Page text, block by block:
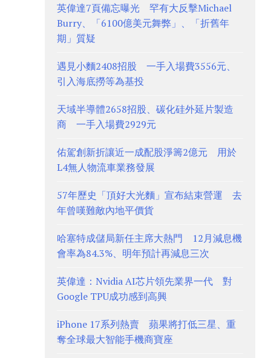
英偉達7頁備忘曝光 罕有大反擊Michael
Burry、「6100億美元舞弊」、「折舊年
期」質疑
遇見小麵2408招股 一手入場費3556元、
引入海底撈等為基投
天域半導體2658招股、碳化硅外延片製造
商 一手入場費2929元
佑駕創新折讓近一成配股淨籌2億元 用於
L4無人物流車業務發展
57年歷史「頂好大光麵」宣布結束營運 去
年曾嘆難敵內地平價貨
哈塞特成儲局新任主席大熱門 12月減息機
會率為84.3%、明年預計再減息三次
英偉達：Nvidia AI芯片領先業界一代 對
Google TPU成功感到高興
iPhone 17系列熱賣 蘋果將打低三星、重
奪全球最大智能手機商寶座